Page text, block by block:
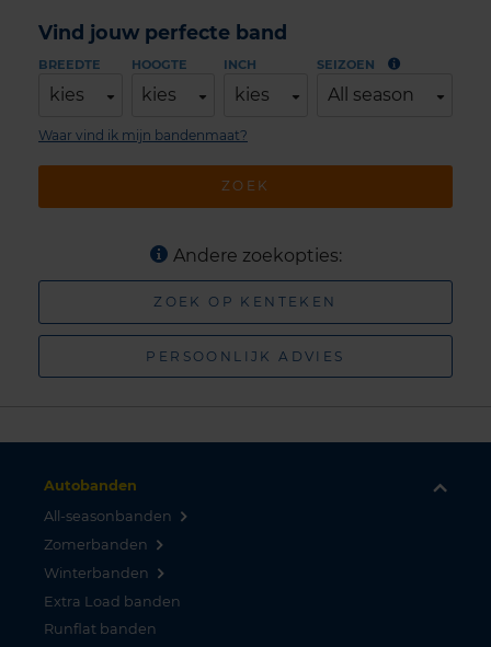
Vind jouw perfecte band
BREEDTE
kies
HOOGTE
kies
INCH
kies
SEIZOEN
All season
ZOEK
Waar vind ik mijn bandenmaat?
Andere zoekopties:
ZOEK OP KENTEKEN
PERSOONLIJK ADVIES
Autobanden
All-seasonbanden
Zomerbanden
Winterbanden
Extra Load banden
Runflat banden